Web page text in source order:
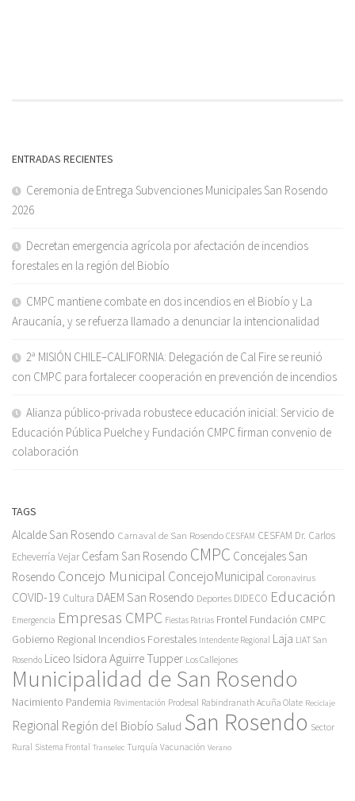
ENTRADAS RECIENTES
Ceremonia de Entrega Subvenciones Municipales San Rosendo
2026
Decretan emergencia agrícola por afectación de incendios
forestales en la región del Biobío
CMPC mantiene combate en dos incendios en el Biobío y La
Araucanía, y se refuerza llamado a denunciar la intencionalidad
2ª MISIÓN CHILE–CALIFORNIA: Delegación de Cal Fire se reunió
con CMPC para fortalecer cooperación en prevención de incendios
Alianza público-privada robustece educación inicial: Servicio de
Educación Pública Puelche y Fundación CMPC firman convenio de
colaboración
TAGS
Alcalde San Rosendo Carnaval de San Rosendo CESFAM CESFAM Dr. Carlos
Echeverría Vejar Cesfam San Rosendo CMPC Concejales San
Rosendo Concejo Municipal ConcejoMunicipal Coronavirus
COVID-19 Cultura DAEM San Rosendo Deportes DIDECO Educación
Emergencia Empresas CMPC Fiestas Patrias Frontel Fundación CMPC
Gobierno Regional Incendios Forestales Intendente Regional Laja LIAT San
Rosendo Liceo Isidora Aguirre Tupper Los Callejones
Municipalidad de San Rosendo
Nacimiento Pandemia Pavimentación Prodesal Rabindranath Acuña Olate Reciclaje
Regional Región del Biobío Salud San Rosendo Sector
Rural Sistema Frontal Transelec Turquía Vacunación Verano